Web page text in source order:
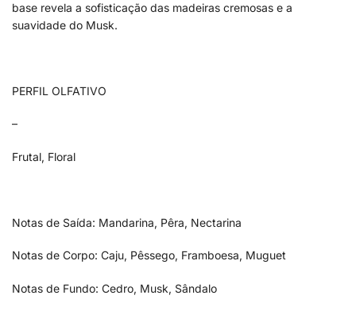
base revela a sofisticação das madeiras cremosas e a
suavidade do Musk.
PERFIL OLFATIVO
–
Frutal, Floral
Notas de Saída: Mandarina, Pêra, Nectarina
Notas de Corpo: Caju, Pêssego, Framboesa, Muguet
Notas de Fundo: Cedro, Musk, Sândalo